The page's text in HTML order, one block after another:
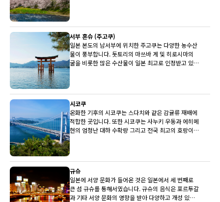
서부 혼슈 (주고쿠)
일본 본도의 남서부에 위치한 주고쿠는 다양한 농수산
물이 풍부합니다. 돗토리의 마쓰바 게 및 히로시마의
굴을 비롯한 많은 수산물이 일본 최고로 인정받고 있습
시코쿠
온화한 기후의 시코쿠는 스다치와 같은 감귤류 재배에
적합한 곳입니다. 또한 시코쿠는 사누키 우동과 에히메
현의 엄청난 대하 수확량 그리고 전국 최고의 호랑이
규슈
일본에 서양 문화가 들어온 것은 일본에서 세 번째로
큰 섬 규슈를 통해서였습니다. 규슈의 음식은 포르투갈
과 기타 서양 문화의 영향을 받아 다양하고 개성 있는